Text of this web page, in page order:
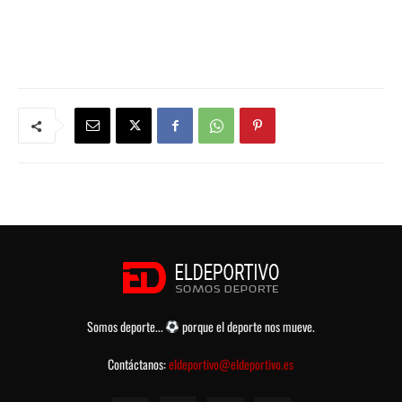
Somos deporte...
porque el deporte nos mueve.
Contáctanos:eldeportivo@eldeportivo.es